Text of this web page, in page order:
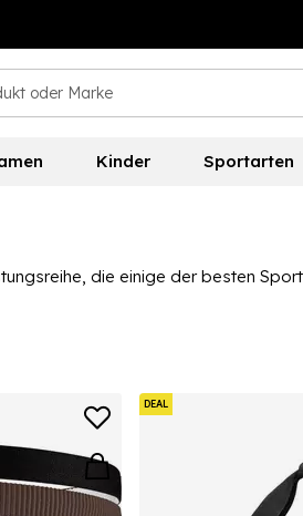
Kinder Sportarten
die einige der besten
jahrelanger Erfahrung auf diesem
mit dem Nike Swoosh als
DEAL